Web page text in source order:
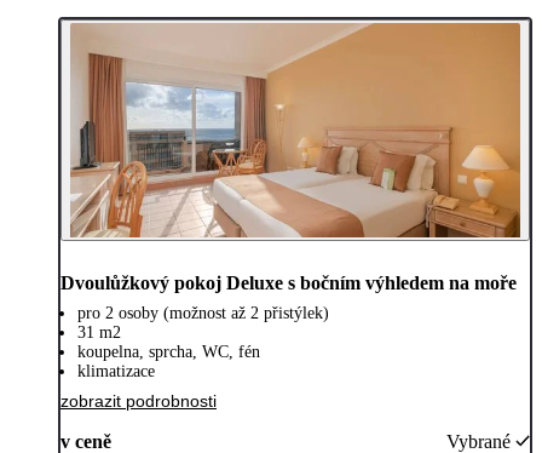
Dvoulůžkový pokoj Deluxe s bočním výhledem na moře
pro 2 osoby (možnost až 2 přistýlek)
31 m2
koupelna, sprcha, WC, fén
klimatizace
zobrazit podrobnosti
v ceně Vybrané